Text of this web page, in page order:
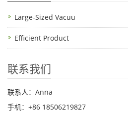
Large-Sized Vacuu
Efficient Product
联系我们
联系人：Anna
手机：+86 18506219827